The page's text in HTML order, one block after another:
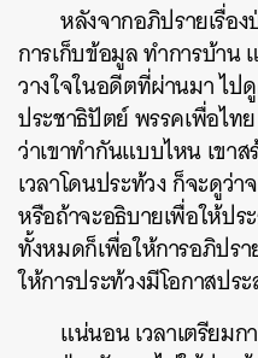
หลังจากอภิปรายเรื่อ
การเก็บข้อมูล ทำการบ้าน
วางใจในอดีตที่ผ่านมา ไป
ประชาธิปัตย์ พรรคเพื่อไท
ว่าเขาทำกันแบบไหน เขาส
เวลาโดนประท้วง ก็จะดูว่
หรือถ้าจะอธิบายเพื่อให้ปร
ทั้งหมดก็เพื่อให้การอภิปร
ให้การประท้วงมีโอกาสป
แน่นอน เวลาเตรียม